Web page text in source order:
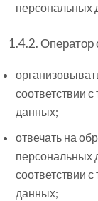
персональных
1.4.2. Оператор
соответствии
данных;
отвечать на
персональных
соответствии
данных;